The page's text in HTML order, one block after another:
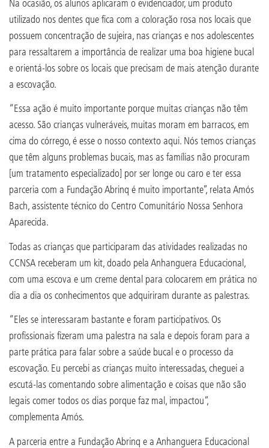
utilizado nos dentes que fica com a coloração rosa nos locais que
possuem concentração de sujeira, nas crianças e nos adolescentes
para ressaltarem a importância de realizar uma boa higiene bucal
e orientá-los sobre os locais que precisam de mais atenção durante
a escovação.
“Essa ação é muito importante porque muitas crianças não têm
acesso. São crianças vulneráveis, muitas moram em barracos, em
cima do córrego, é esse o nosso contexto aqui. Nós temos crianças
que têm alguns problemas bucais, mas as famílias não procuram
[um tratamento especializado] por ser longe ou caro e ter essa
parceria com a Fundação Abrinq é muito importante”, relata Amós
Bach, assistente técnico do Centro Comunitário Nossa Senhora
Aparecida.
Todas as crianças que participaram das atividades realizadas no
CCNSA receberam um kit, doado pela Anhanguera Educacional,
com uma escova e um creme dental para colocarem em prática no
dia a dia os conhecimentos que adquiriram durante as palestras.
“Eles se interessaram bastante e foram participativos. Os
profissionais fizeram uma palestra na sala e depois foram para a
parte prática para falar sobre a saúde bucal e o processo da
escovação. Eu percebi as crianças muito interessadas, cheguei a
escutá-las comentando sobre alimentação e coisas que não são
legais comer todos os dias porque faz mal, impactou”,
complementa Amós.
A parceria entre a Fundação Abrinq e a Anhanguera Educacional